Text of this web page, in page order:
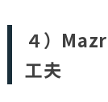
４）
工夫